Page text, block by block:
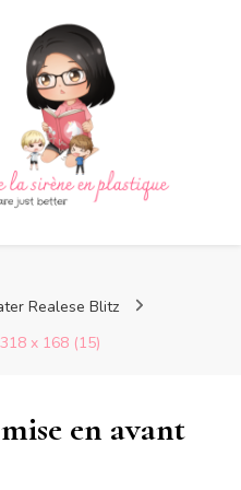
derrière la
plastique
plastique
Realese Blitz
x 168 (15)
en avant